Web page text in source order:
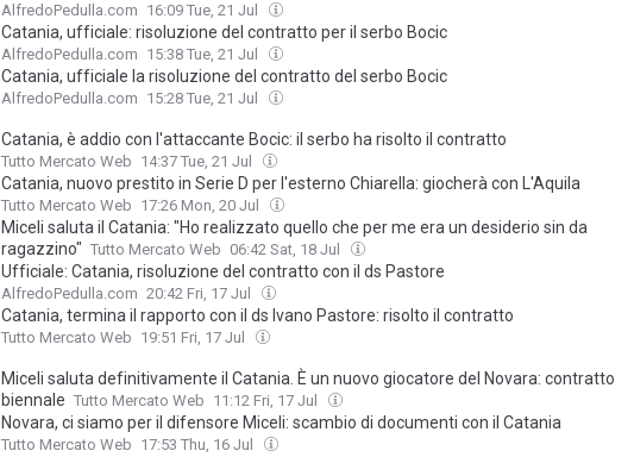
AlfredoPedulla.com 16:09 Tue, 21 Jul
Catania, ufficiale: risoluzione del contratto per il serbo Bocic
AlfredoPedulla.com 15:38 Tue, 21 Jul
Catania, ufficiale la risoluzione del contratto del serbo Bocic
AlfredoPedulla.com 15:28 Tue, 21 Jul
Catania, è addio con l'attaccante Bocic: il serbo ha risolto il contratto
Tutto Mercato Web 14:37 Tue, 21 Jul
Catania, nuovo prestito in Serie D per l'esterno Chiarella: giocherà con L'Aquila
Tutto Mercato Web 17:26 Mon, 20 Jul
Miceli saluta il Catania: "Ho realizzato quello che per me era un desiderio sin da
ragazzino" Tutto Mercato Web 06:42 Sat, 18 Jul
Ufficiale: Catania, risoluzione del contratto con il ds Pastore
AlfredoPedulla.com 20:42 Fri, 17 Jul
Catania, termina il rapporto con il ds Ivano Pastore: risolto il contratto
Tutto Mercato Web 19:51 Fri, 17 Jul
Miceli saluta definitivamente il Catania. È un nuovo giocatore del Novara: contratto
biennale Tutto Mercato Web 11:12 Fri, 17 Jul
Novara, ci siamo per il difensore Miceli: scambio di documenti con il Catania
Tutto Mercato Web 17:53 Thu, 16 Jul